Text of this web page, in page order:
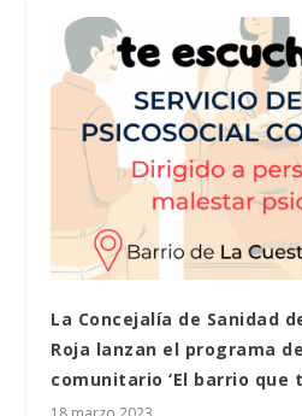
La Concejalía de Sanidad
Roja lanzan el programa
comunitario ‘El barrio que